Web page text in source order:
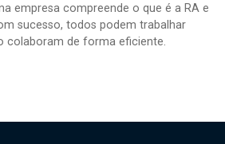
empresa compreende o que é a RA e
sucesso, todos podem trabalhar
colaboram de forma eficiente.